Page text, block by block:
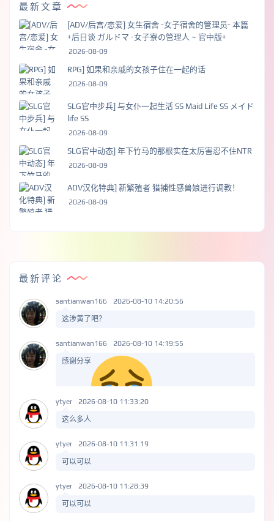
最新文章
[ADV/后宫/恋爱] 女生宿舍 -女子宿舍的管理员- 本篇
+后日谈 ガルドマ -女子寮の管理人 ~ 官中版+
2026-08-09
RPG] 如果和亲戚的女孩子住在一起的话
2026-08-09
SLG官中步兵] 与女仆一起生活 SS Maid Life SS メイド
life SS
2026-08-09
SLG官中动态] 年下竹马的那根实在太厉害忍不住NTR
2026-08-09
ADV汉化特典] 新繁殖者 猎捕性感兽娘进行调教！
2026-08-09
最新评论
santianwan166 2026-08-10 14:20:56
这涉黄了吧？
santianwan166 2026-08-10 14:19:55
感谢分享
ytyer 2026-08-10 11:33:20
这么多人
ytyer 2026-08-10 11:31:19
可以可以
ytyer 2026-08-10 11:28:39
可以可以